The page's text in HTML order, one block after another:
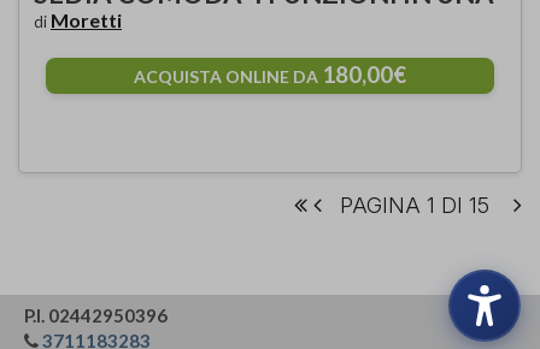
di Moretti
ACQUISTA ONLINE DA 180,00€
PAGINA 1 DI 15
P.I. 02442950396
3711183283